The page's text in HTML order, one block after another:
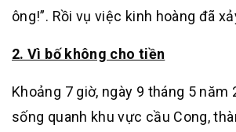
ông!”. Rồi vụ việc kinh hoàng đã
2. Vì bố không cho tiền
Khoảng 7 giờ, ngày 9 tháng 5 năm
sống quanh khu vực cầu Cong,